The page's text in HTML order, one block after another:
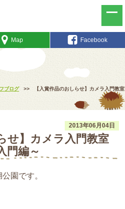
Map Facebook
ブログ >>
【入賞作品のおしらせ】カメラ入門教室
2013年06月04日
せ】カメラ入門教室
門編～
園です。